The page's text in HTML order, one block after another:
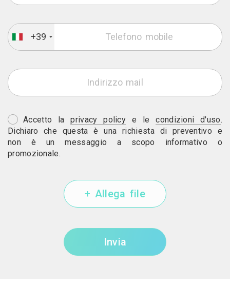
+39
Accetto laprivacy policy e lecondizioni d'uso.
Dichiaro che questa è una richiesta di preventivo e
non è un messaggio a scopo informativo o
promozionale.
+ Allega file
Invia